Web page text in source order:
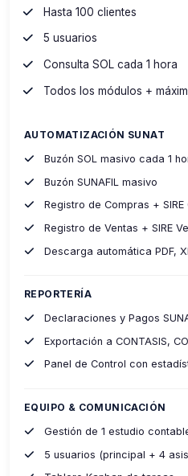
Hasta 100 clientes
5 usuarios
Consulta SOL cada 1 hora
Todos los módulos +
AUTOMATIZACIÓN SUNAT
Buzón SOL masivo cada 1
Buzón SUNAFIL masivo
Registro de Compras + SIRE
Registro de Ventas + SIRE
Descarga automática PDF,
REPORTERÍA
Declaraciones y Pagos
Exportación a CONTASIS,
Panel de Control con
EQUIPO & COMUNICACIÓN
Gestión de 1 estudio
5 usuarios (principal + 4